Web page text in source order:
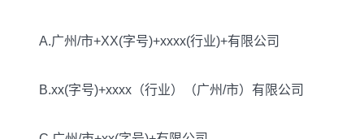
A.广州/市+XX(字号)+xxxx(行业)+有限公司
B.xx(字号)+xxxx（行业）（广州/市）有限公司